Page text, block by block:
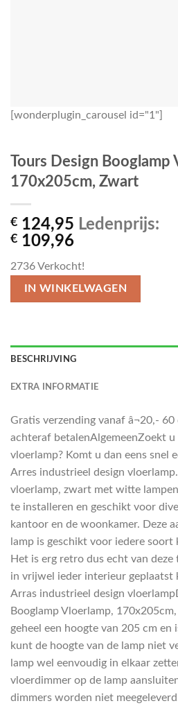
[wonderplugin_carousel id="1"]
Tours Design Booglamp
170x205cm, Zwart
€ 124,95 Ledenprijs:
€ 109,96
2736Verkocht!
IN WINKELWAGEN
BESCHRIJVING
EXTRA INFORMATIE
Gratis verzending vanaf â¬20,-
achteraf betalenAlgemeenZoekt
vloerlamp? Komt u dan eens snel
Arres industrieel design
vloerlamp, zwart met witte
te installeren en geschikt voor
kantoor en de woonkamer. Deze
lamp is geschikt voor iedere
Het is erg retro dus echt van
in vrijwel ieder interieur geplaatst
Arras industrieel design
Booglamp Vloerlamp,
geheel een hoogte van 205 cm en
kunt de hoogte van de lamp niet
lamp wel eenvoudig in elkaar
vloerdimmer op de lamp
dimmers worden niet